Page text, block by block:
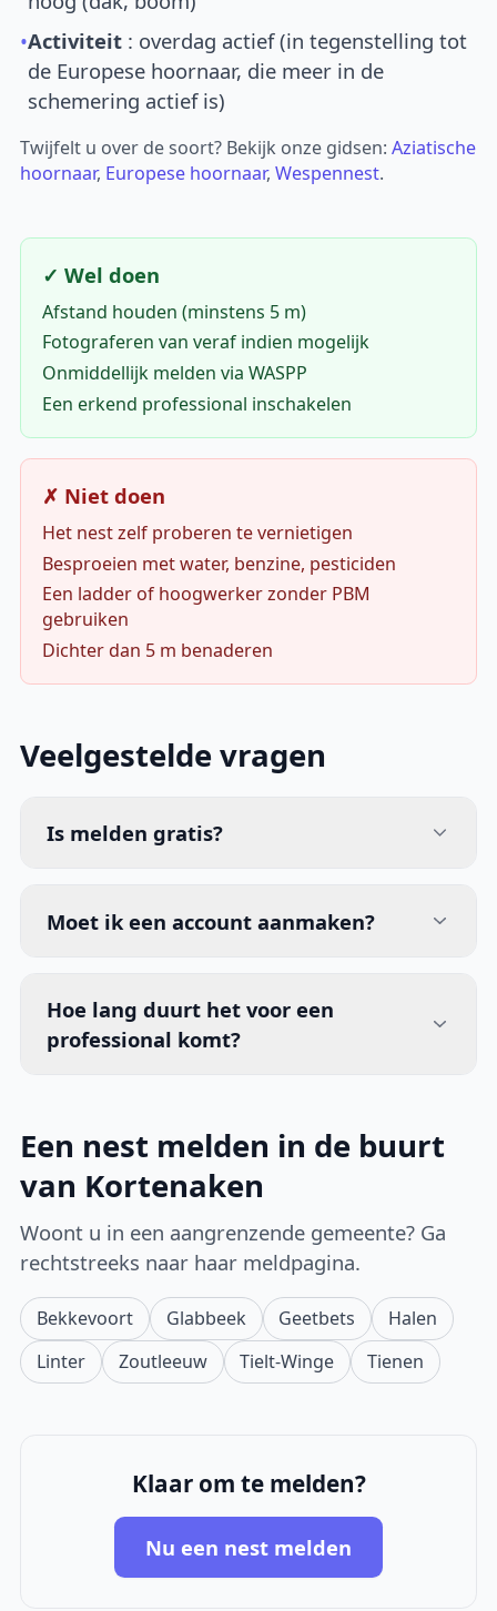
•Activiteit : overdag actief (in tegenstelling tot
de Europese hoornaar, die meer in de
schemering actief is)
Twijfelt u over de soort? Bekijk onze gidsen:Aziatische
hoornaar, Europese hoornaar,Wespennest.
✓ Wel doen
Afstand houden (minstens 5 m)
Fotograferen van veraf indien mogelijk
Onmiddellijk melden via WASPP
Een erkend professional inschakelen
✗ Niet doen
Het nest zelf proberen te vernietigen
Besproeien met water, benzine, pesticiden
Een ladder of hoogwerker zonder PBM
gebruiken
Dichter dan 5 m benaderen
Veelgestelde vragen
Is melden gratis?
Moet ik een account aanmaken?
Hoe lang duurt het voor een
professional komt?
Een nest melden in de buurt
van Kortenaken
Woont u in een aangrenzende gemeente? Ga
rechtstreeks naar haar meldpagina.
Bekkevoort Glabbeek Geetbets
Halen
Linter
Zoutleeuw Tielt-Winge Tienen
Klaar om te melden?
Nu een nest melden